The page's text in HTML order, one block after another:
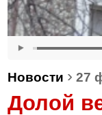
Новости › 27
Долой